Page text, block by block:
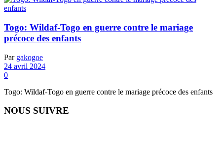
Togo: Wildaf-Togo en guerre contre le mariage
précoce des enfants
Par gakogoe
24 avril 2024
0
Togo: Wildaf-Togo en guerre contre le mariage précoce des enfants
NOUS SUIVRE